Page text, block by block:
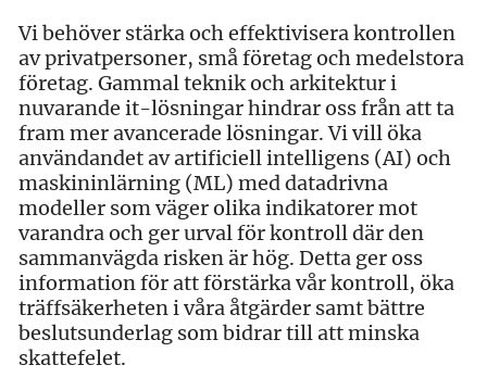
Vi behöver stärka och effektivisera kontrollen
av privatpersoner, små företag och medelstora
företag. Gammal teknik och arkitektur i
nuvarande it-lösningar hindrar oss från att ta
fram mer avancerade lösningar. Vi vill öka
användandet av artificiell intelligens (AI) och
maskininlärning (ML) med datadrivna
modeller som väger olika indikatorer mot
varandra och ger urval för kontroll där den
sammanvägda risken är hög. Detta ger oss
information för att förstärka vår kontroll, öka
träffsäkerheten i våra åtgärder samt bättre
beslutsunderlag som bidrar till att minska
skattefelet.